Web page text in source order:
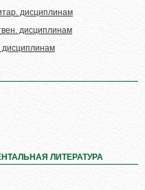
дисциплинам
дисциплинам
дисциплинам
ЛИТЕРАТУРА